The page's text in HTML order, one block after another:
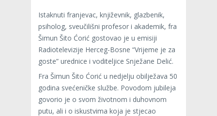
Istaknuti franjevac, književnik, glazbenik,
psiholog, sveučilišni profesor i akademik, fra
Šimun Šito Ćorić gostovao je u emisiji
Radiotelevizije Herceg-Bosne “Vrijeme je za
goste” urednice i voditeljice Snježane Delić.
Fra Šimun Šito Ćorić u nedjelju obilježava 50
godina svećeničke službe. Povodom jubileja
govorio je o svom životnom i duhovnom
putu, ali i o iskustvima koja je stjecao